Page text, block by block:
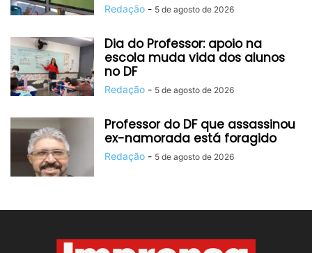
Redação - 5 de agosto de 2026
Dia do Professor: apoio na
escola muda vida dos alunos
no DF
Redação - 5 de agosto de 2026
Professor do DF que assassinou
ex-namorada está foragido
Redação - 5 de agosto de 2026